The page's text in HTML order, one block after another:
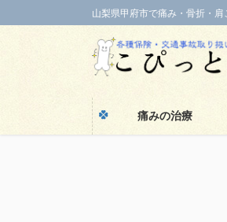
ン
ビ
山梨県甲府市で痛み・骨折・
痛みの治療